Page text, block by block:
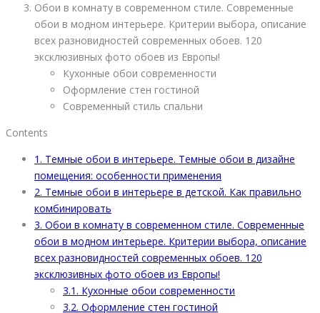
Обои в комнату в современном стиле. Современные
обои в модном интерьере. Критерии выбора, описание
всех разновидностей современных обоев. 120
эксклюзивных фото обоев из Европы!
Кухонные обои современности
Оформление стен гостиной
Современный стиль спальни
Contents
1. Темные обои в интерьере. Темные обои в дизайне
помещения: особенности применения
2. Темные обои в интерьере в детской. Как правильно
комбинировать
3. Обои в комнату в современном стиле. Современные
обои в модном интерьере. Критерии выбора, описание
всех разновидностей современных обоев. 120
эксклюзивных фото обоев из Европы!
3.1. Кухонные обои современности
3.2. Оформление стен гостиной